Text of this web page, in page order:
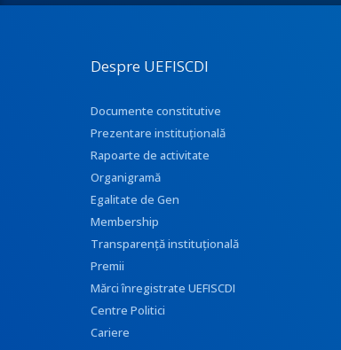
Despre UEFISCDI
Documente constitutive
Prezentare instituţională
Rapoarte de activitate
Organigramă
Egalitate de Gen
Membership
Transparenţă instituţională
Premii
Mărci înregistrate UEFISCDI
Centre Politici
Cariere